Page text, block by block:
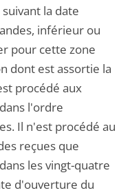
la date
inférieur ou
pour cette zone
dont est assortie la
procédé aux
l'ordre
Il n'est procédé au
reçues que
les vingt-quatre
d'ouverture du